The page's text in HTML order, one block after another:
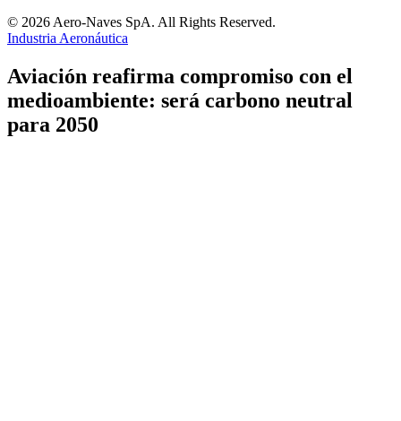
© 2026 Aero-Naves SpA. All Rights Reserved.
Industria Aeronáutica
Aviación reafirma compromiso con el
medioambiente: será carbono neutral
para 2050